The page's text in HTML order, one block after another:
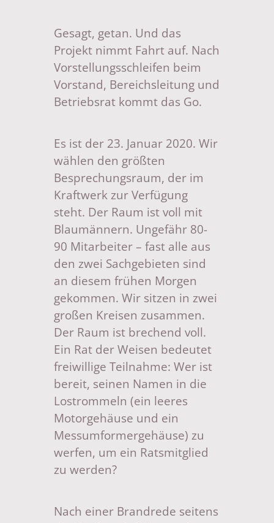
Gesagt, getan. Und das
Projekt nimmt Fahrt auf. Nach
Vorstellungsschleifen beim
Vorstand, Bereichsleitung und
Betriebsrat kommt das Go.
Es ist der 23. Januar 2020. Wir
wählen den größten
Besprechungsraum, der im
Kraftwerk zur Verfügung
steht. Der Raum ist voll mit
Blaumännern. Ungefähr 80-
90 Mitarbeiter – fast alle aus
den zwei Sachgebieten sind
an diesem frühen Morgen
gekommen. Wir sitzen in zwei
großen Kreisen zusammen.
Der Raum ist brechend voll.
Ein Rat der Weisen bedeutet
freiwillige Teilnahme: Wer ist
bereit, seinen Namen in die
Lostrommeln (ein leeres
Motorgehäuse und ein
Messumformergehäuse) zu
werfen, um ein Ratsmitglied
zu werden?
Nach einer Brandrede seitens